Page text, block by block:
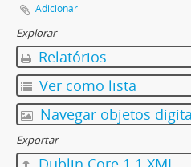
Adicionar
Explorar
Relatórios
Ver como lista
Navegar objetos
Exportar